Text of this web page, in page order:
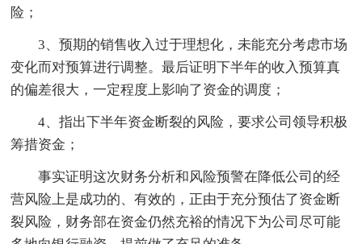
险；
3、预期的销售收入过于理想化，未能充分考虑市场
变化而对预算进行调整。最后证明下半年的收入预算真
的偏差很大，一定程度上影响了资金的调度；
4、指出下半年资金断裂的风险，要求公司领导积极
筹措资金；
事实证明这次财务分析和风险预警在降低公司的经
营风险上是成功的、有效的，正由于充分预估了资金断
裂风险，财务部在资金仍然充裕的情况下为公司尽可能